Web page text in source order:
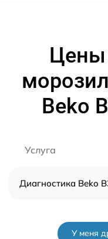
Цены
Beko
Услуга
Диагностика Beko
У меня